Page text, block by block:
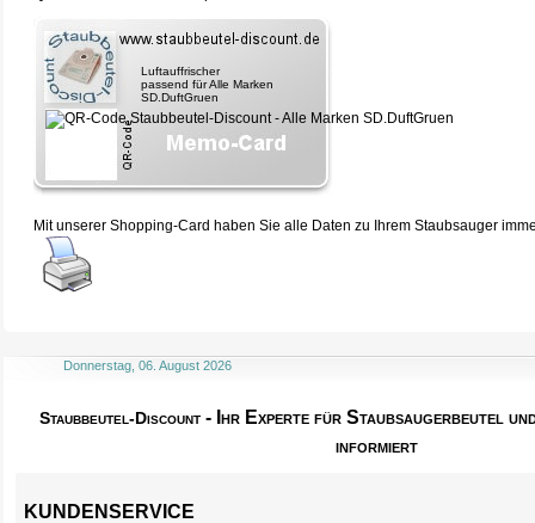
Luftauffrischer
passend für Alle Marken
SD.DuftGruen
Mit unserer Shopping-Card haben Sie alle Daten zu Ihrem Staubsauger
Donnerstag, 06. August 2026
Staubbeutel-Discount - Ihr Experte für Staubsaugerbeutel
informiert
KUNDENSERVICE